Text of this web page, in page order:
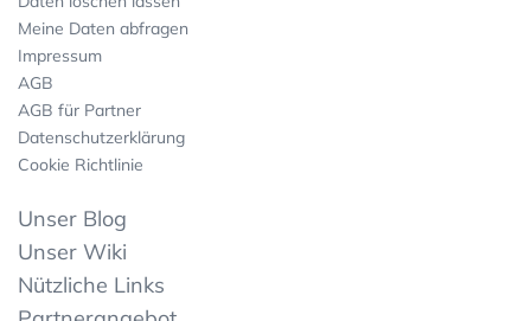
Meine Daten abfragen
Impressum
AGB
AGB für Partner
Datenschutzerklärung
Cookie Richtlinie
Unser Blog
Unser Wiki
Nützliche Links